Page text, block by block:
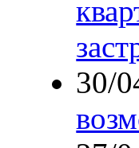
30/